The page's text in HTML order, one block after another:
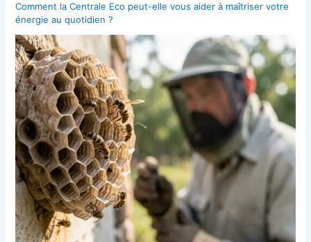
Comment la Centrale Eco peut-elle vous aider à maîtriser votre
énergie au quotidien ?